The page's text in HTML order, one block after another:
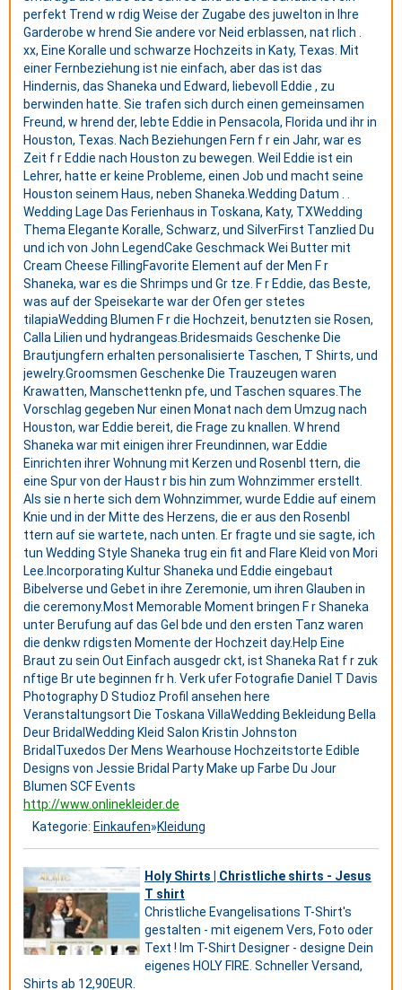
perfekt Trend w rdig Weise der Zugabe des juwelton in Ihre
Garderobe w hrend Sie andere vor Neid erblassen, nat rlich .
xx, Eine Koralle und schwarze Hochzeits in Katy, Texas. Mit
einer Fernbeziehung ist nie einfach, aber das ist das
Hindernis, das Shaneka und Edward, liebevoll Eddie , zu
berwinden hatte. Sie trafen sich durch einen gemeinsamen
Freund, w hrend der, lebte Eddie in Pensacola, Florida und ihr in
Houston, Texas. Nach Beziehungen Fern f r ein Jahr, war es
Zeit f r Eddie nach Houston zu bewegen. Weil Eddie ist ein
Lehrer, hatte er keine Probleme, einen Job und macht seine
Houston seinem Haus, neben Shaneka.Wedding Datum . .
Wedding Lage Das Ferienhaus in Toskana, Katy, TXWedding
Thema Elegante Koralle, Schwarz, und SilverFirst Tanzlied Du
und ich von John LegendCake Geschmack Wei Butter mit
Cream Cheese FillingFavorite Element auf der Men F r
Shaneka, war es die Shrimps und Gr tze. F r Eddie, das Beste,
was auf der Speisekarte war der Ofen ger stetes
tilapiaWedding Blumen F r die Hochzeit, benutzten sie Rosen,
Calla Lilien und hydrangeas.Bridesmaids Geschenke Die
Brautjungfern erhalten personalisierte Taschen, T Shirts, und
jewelry.Groomsmen Geschenke Die Trauzeugen waren
Krawatten, Manschettenkn pfe, und Taschen squares.The
Vorschlag gegeben Nur einen Monat nach dem Umzug nach
Houston, war Eddie bereit, die Frage zu knallen. W hrend
Shaneka war mit einigen ihrer Freundinnen, war Eddie
Einrichten ihrer Wohnung mit Kerzen und Rosenbl ttern, die
eine Spur von der Haust r bis hin zum Wohnzimmer erstellt.
Als sie n herte sich dem Wohnzimmer, wurde Eddie auf einem
Knie und in der Mitte des Herzens, die er aus den Rosenbl
ttern auf sie wartete, nach unten. Er fragte und sie sagte, ich
tun Wedding Style Shaneka trug ein fit and Flare Kleid von Mori
Lee.Incorporating Kultur Shaneka und Eddie eingebaut
Bibelverse und Gebet in ihre Zeremonie, um ihren Glauben in
die ceremony.Most Memorable Moment bringen F r Shaneka
unter Berufung auf das Gel bde und den ersten Tanz waren
die denkw rdigsten Momente der Hochzeit day.Help Eine
Braut zu sein Out Einfach ausgedr ckt, ist Shaneka Rat f r zuk
nftige Br ute beginnen fr h. Verk ufer Fotografie Daniel T Davis
Photography D Studioz Profil ansehen here
Veranstaltungsort Die Toskana VillaWedding Bekleidung Bella
Deur BridalWedding Kleid Salon Kristin Johnston
BridalTuxedos Der Mens Wearhouse Hochzeitstorte Edible
Designs von Jessie Bridal Party Make up Farbe Du Jour
Blumen SCF Events
http://www.onlinekleider.de
Kategorie: Einkaufen»Kleidung
Holy Shirts | Christliche shirts - Jesus
T shirt
Christliche Evangelisations T-Shirt's
gestalten - mit eigenem Vers, Foto oder
Text ! Im T-Shirt Designer - designe Dein
eigenes HOLY FIRE. Schneller Versand,
Shirts ab 12,90EUR.